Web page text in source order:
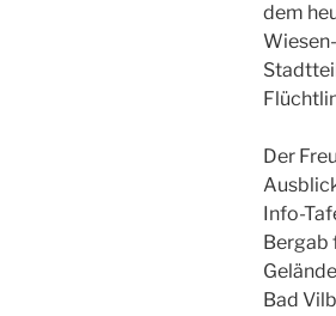
dem
Der
Info-
Bergab
Bad